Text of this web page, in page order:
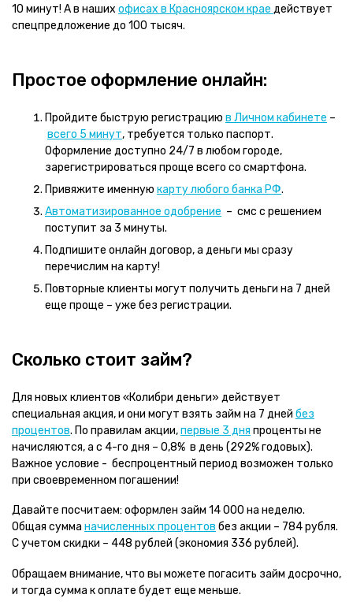
10 минут! А в наших офисах в Красноярском крае действует
спецпредложение до 100 тысяч.
Простое оформление онлайн:
Пройдите быструю регистрацию в Личном кабинете –
всего 5 минут, требуется только паспорт.
Оформление доступно 24/7 в любом городе,
зарегистрироваться проще всего со смартфона.
Привяжите именную карту любого банка РФ.
Автоматизированное одобрение – смс с решением
поступит за 3 минуты.
Подпишите онлайн договор, а деньги мы сразу
перечислим на карту!
Повторные клиенты могут получить деньги на 7 дней
еще проще – уже без регистрации.
Сколько стоит займ?
Для новых клиентов «Колибри деньги» действует
специальная акция, и они могут взять займ на 7 дней без
процентов. По правилам акции,первые 3 дня проценты не
начисляются, а с 4-го дня – 0,8% в день (292% годовых).
Важное условие - беспроцентный период возможен только
при своевременном погашении!
Давайте посчитаем: оформлен займ 14 000 на неделю.
Общая сумма начисленных процентов без акции – 784 рубля.
С учетом скидки – 448 рублей (экономия 336 рублей).
Обращаем внимание, что вы можете погасить займ досрочно,
и тогда сумма к оплате будет еще меньше.